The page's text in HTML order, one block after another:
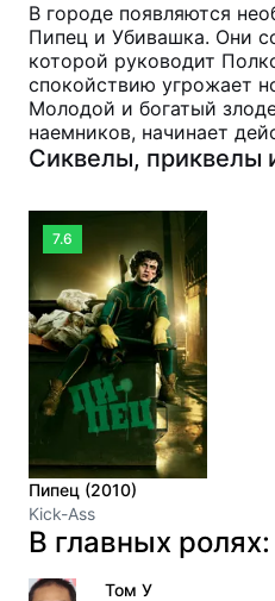
В городе появляются
Пипец и Убивашка. Они
которой руководит
спокойствию угрожает
Молодой и богатый
наемников, начинает
Сиквелы, приквелы
7.6
Пипец (2010)
Kick-Ass
В главных ролях:
Том У